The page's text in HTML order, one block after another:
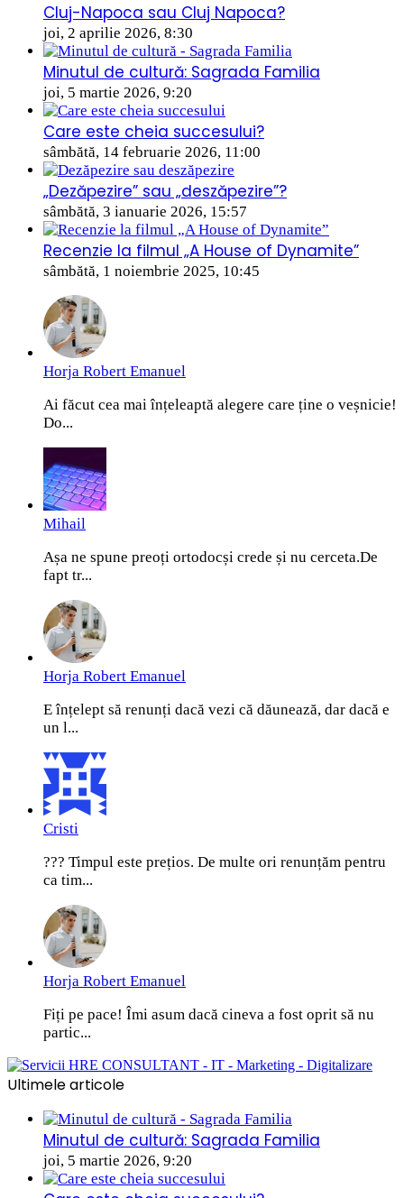
Cluj-Napoca sau Cluj Napoca?
joi, 2 aprilie 2026, 8:30
Minutul de cultură: Sagrada Familia
joi, 5 martie 2026, 9:20
Care este cheia succesului?
sâmbătă, 14 februarie 2026, 11:00
„Dezăpezire” sau „deszăpezire”?
sâmbătă, 3 ianuarie 2026, 15:57
Recenzie la filmul „A House of Dynamite”
sâmbătă, 1 noiembrie 2025, 10:45
Horja Robert Emanuel
Ai făcut cea mai înțeleaptă alegere care ține o veșnicie!
Do...
Mihail
Așa ne spune preoți ortodocși crede și nu cerceta.De
fapt tr...
Horja Robert Emanuel
E înțelept să renunți dacă vezi că dăunează, dar dacă e
un l...
Cristi
??? Timpul este prețios. De multe ori renunțăm pentru
ca tim...
Horja Robert Emanuel
Fiți pe pace! Îmi asum dacă cineva a fost oprit să nu
partic...
Ultimele articole
Minutul de cultură: Sagrada Familia
joi, 5 martie 2026, 9:20